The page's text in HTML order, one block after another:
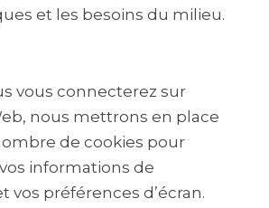
et les besoins du milieu.
vous connecterez sur
nous mettrons en place
de cookies pour
informations de
vos préférences d’écran.